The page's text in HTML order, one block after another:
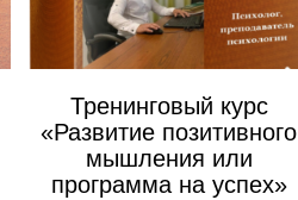
Тренинговый курс
«Развитие позитивного
мышления или
программа на успех»